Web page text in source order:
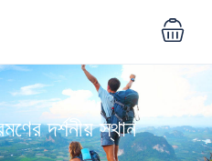
দর্শনীয় স্থান